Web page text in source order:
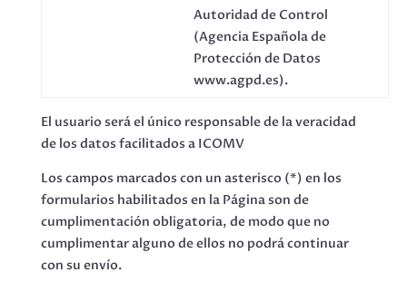
Autoridad de Control
(Agencia Española de
Protección de Datos
www.agpd.es).
El usuario será el único responsable de la veracidad
de los datos facilitados a ICOMV
Los campos marcados con un asterisco (*) en los
formularios habilitados en la Página son de
cumplimentación obligatoria, de modo que no
cumplimentar alguno de ellos no podrá continuar
con su envío.